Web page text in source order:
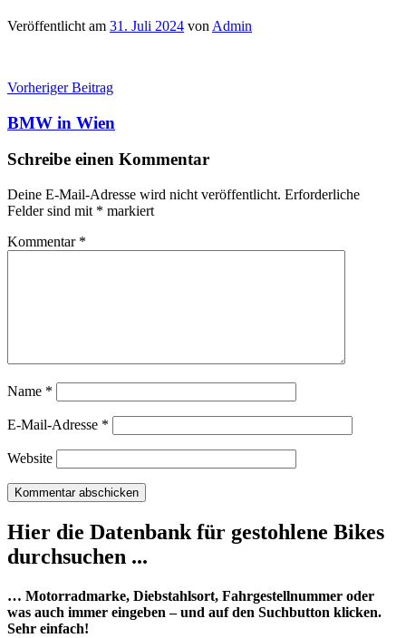
Veröffentlicht am 31. Juli 2024 von Admin
Beitragsnavigation
Vorheriger Beitrag
BMW in Wien
Schreibe einen Kommentar
Deine E-Mail-Adresse wird nicht veröffentlicht. Erforderliche
Felder sind mit * markiert
Kommentar *
Name *
E-Mail-Adresse *
Website
Hier die Datenbank für gestohlene Bikes
durchsuchen ...
… Motorradmarke, Diebstahlsort, Fahrgestellnummer oder
was auch immer eingeben – und auf den Suchbutton klicken.
Sehr einfach!